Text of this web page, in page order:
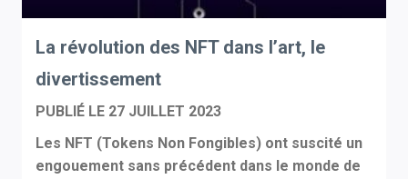
La révolution des NFT dans l’art, le
divertissement
PUBLIÉ LE 27 JUILLET 2023
Les NFT (Tokens Non Fongibles) ont suscité un
engouement sans précédent dans le monde de